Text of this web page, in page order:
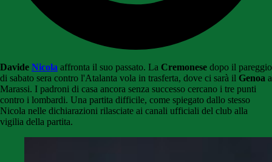
Davide Nicola affronta il suo passato. La Cremonese dopo il pareggio
di sabato sera contro l'Atalanta vola in trasferta, dove ci sarà il Genoa a
Marassi. I padroni di casa ancora senza successo cercano i tre punti
contro i lombardi. Una partita difficile, come spiegato dallo stesso
Nicola nelle dichiarazioni rilasciate ai canali ufficiali del club alla
vigilia della partita.